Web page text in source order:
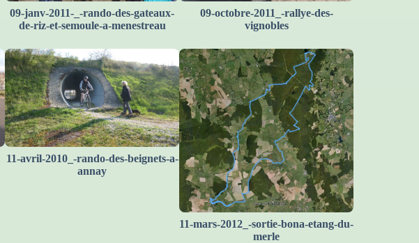
09-janv-2011-_-rando-des-gateaux-
de-riz-et-semoule-a-menestreau
09-octobre-2011_-rallye-des-
vignobles
11-avril-2010_-rando-des-beignets-a-
annay
11-mars-2012_-sortie-bona-etang-du-
merle